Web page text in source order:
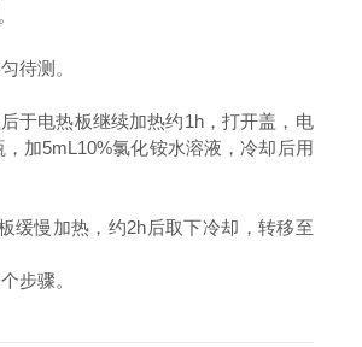
待测。
于电热板继续加热约1h，打开盖，电
加5mL10%氯化铵水溶液，冷却后用
缓慢加热，约2h后取下冷却，转移至
步骤。